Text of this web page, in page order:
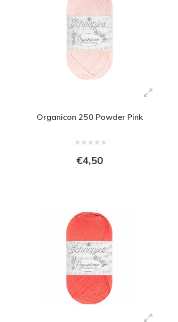
Organicon 250 Powder Pink
€4,50